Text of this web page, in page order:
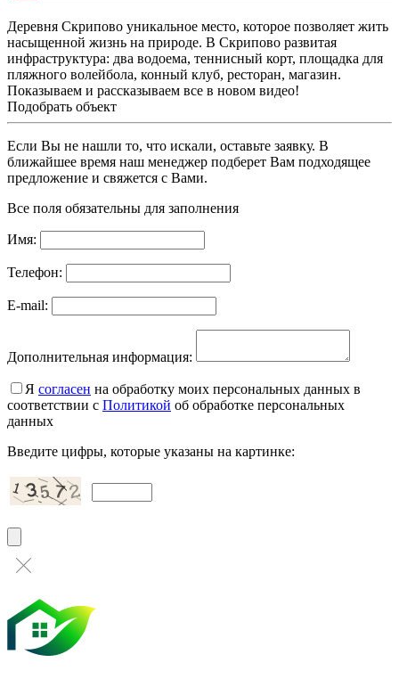
Деревня Скрипово уникальное место, которое позволяет жить
насыщенной жизнь на природе. В Скрипово развитая
инфраструктура: два водоема, теннисный корт, площадка для
пляжного волейбола, конный клуб, ресторан, магазин.
Показываем и рассказываем все в новом видео!
Подобрать объект
Если Вы не нашли то, что искали, оставьте заявку. В
ближайшее время наш менеджер подберет Вам подходящее
предложение и свяжется с Вами.
Все поля обязательны для заполнения
Имя:
Телефон:
E-mail:
Дополнительная информация:
Я согласен на обработку моих персональных данных в
соответствии с Политикой об обработке персональных
данных
Введите цифры, которые указаны на картинке: